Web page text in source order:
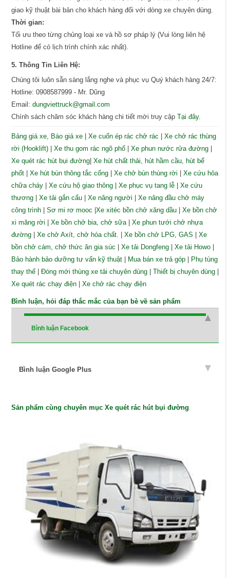
giao kỹ thuật bài bản cho khách hàng đối với dòng xe chuyên dùng.
Thời gian:
Tối ưu theo từng chủng loại xe và hồ sơ pháp lý (Vui lòng liên hệ
Hotline để có lịch trình chính xác nhất).
5. Thông Tin Liên Hệ:
Chúng tôi luôn sẵn sàng lắng nghe và phục vụ Quý khách hàng 24/7:
Hotline: 0908587999 - Mr. Dũng
Email: dungviettruck@gmail.com
Chính sách chăm sóc khách hàng chi tiết mời truy cập Tại đây.
Bảng giá xe, Báo giá xe Xe cuốn ép rác chở rác
Xe chở rác thùng
rời (Hooklift)
Xe thu gom rác ngõ phố Xe phun nước rửa đường
Xe quét rác hút bụi đường Xe hút chất thải, hút hầm cầu, hút bể
phốt
Xe hút bùn thông tắc cống Xe chở bùn thùng rời
Xe cứu hỏa
chữa cháy
Xe cứu hộ giao thông Xe phục vụ tang lễ
Xe cứu
thương
Xe tải gắn cẩu Xe nâng người
Xe nâng đầu chở máy
công trình
Sơ mi rơ mooc Xe xitéc bồn chở xăng dầu
Xe bồn chở
xi măng rời
Xe bồn chở bia, chở sữa| Xe phun tưới chở nhựa
đường
Xe chở Axít, chở hóa chất. Xe bồn chở LPG, GAS
Xe
bồn chở cám, chở thức ăn gia súc
Xe tải Dongfeng Xe tải Howo
Bảo hành bảo dưỡng tư vấn kỹ thuật
Mua bán xe trả góp
Phụ tùng
thay thế
Đóng mới thùng xe tải chuyên dùng Thiết bị chuyên dùng
Xe quét rác chạy điện
Xe chở rác chạy điện
Bình luận, hỏi đáp thắc mắc của bạn bè về sản phẩm
Bình luận Facebook
Bình luận Google Plus
Sản phẩm cùng chuyên mục Xe quét rác hút bụi đường